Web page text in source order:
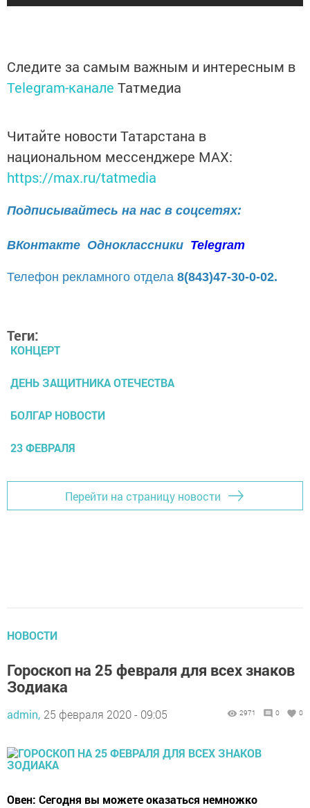
Следите за самым важным и интересным в
Telegram-канале Татмедиа
Читайте новости Татарстана в
национальном мессенджере MАХ:
https://max.ru/tatmedia
Подписывайтесь на нас в соцсетях:
ВКонтакте Одноклассники Telegram
Телефон рекламного отдела 8(843)47-30-0-02.
Теги:
КОНЦЕРТ
ДЕНЬ ЗАЩИТНИКА ОТЕЧЕСТВА
БОЛГАР НОВОСТИ
23 ФЕВРАЛЯ
Перейти на страницу новости
НОВОСТИ
Гороскоп на 25 февраля для всех знаков
Зодиака
admin, 25 февраля 2020 - 09:05 2971 0 0
Овен: Сегодня вы можете оказаться немножко